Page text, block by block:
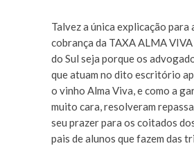
Talvez a única explicação para
cobrança da TAXA ALMA
do Sul seja porque os
que atuam no dito escritório
o vinho Alma Viva, e como a
muito cara, resolveram
seu prazer para os coitados
pais de alunos que fazem das